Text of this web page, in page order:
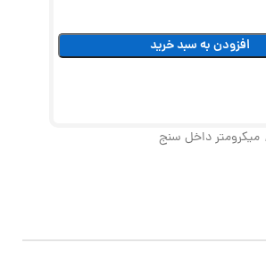
افزودن به سبد خرید
, میکرومتر داخل سنج